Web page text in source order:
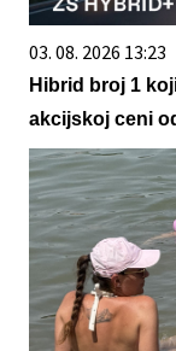
03. 08. 2026 13:23
Hibrid broj 1
akcijskoj ceni